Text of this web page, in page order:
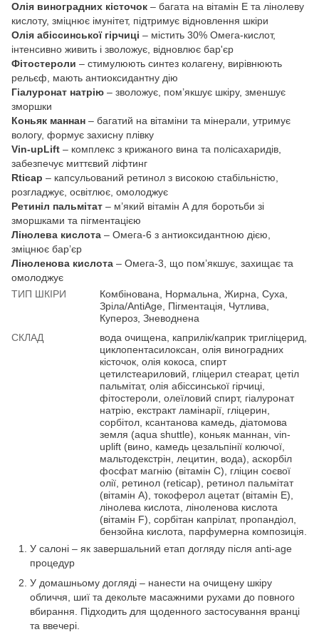
Олія виноградних кісточок – багата на вітамін Е та лінолеву
кислоту, зміцнює імунітет, підтримує відновлення шкіри
Олія абіссинської гірчиці – містить 30% Омега-кислот,
інтенсивно живить і зволожує, відновлює бар'єр
Фітостероли – стимулюють синтез колагену, вирівнюють
рельєф, мають антиоксидантну дію
Гіалуронат натрію – зволожує, пом’якшує шкіру, зменшує
зморшки
Коньяк маннан – багатий на вітаміни та мінерали, утримує
вологу, формує захисну плівку
Vin-upLift – комплекс з крижаного вина та полісахаридів,
забезпечує миттєвий ліфтинг
Rticap – капсульований ретинол з високою стабільністю,
розгладжує, освітлює, омолоджує
Ретиніл пальмітат – м’який вітамін А для боротьби зі
зморшками та пігментацією
Лінолева кислота – Омега-6 з антиоксидантною дією,
зміцнює бар’єр
Ліноленова кислота – Омега-3, що пом’якшує, захищає та
омолоджує
ТИП ШКІРИ
Комбінована, Нормальна, Жирна, Суха,
Зріла/AntiAge, Пігментація, Чутлива,
Купероз, Зневоднена
СКЛАД
вода очищена, каприлік/каприк тригліцерид,
циклопентасилоксан, олія виноградних
кісточок, олія кокоса, спирт
цетилстеариловий, гліцерил стеарат, цетіл
пальмітат, олія абіссинської гірчиці,
фітостероли, олеїловий спирт, гіалуронат
натрію, екстракт ламінарії, гліцерин,
сорбітол, ксантанова камедь, діатомова
земля (aqua shuttle), коньяк маннан, vin-
uplift (вино, камедь цезальпінії колючої,
мальтодекстрін, лецитин, вода), аскорбіл
фосфат магнію (вітамін C), гліцин соєвої
олії, ретинол (reticap), ретинол пальмітат
(вітамін A), токоферол ацетат (вітамін E),
лінолева кислота, ліноленова кислота
(вітамін F), сорбітан капрілат, пропандіол,
бензойна кислота, парфумерна композиція.
У салоні – як завершальний етап догляду після anti-age
процедур
У домашньому догляді – нанести на очищену шкіру
обличчя, шиї та декольте масажними рухами до повного
вбирання. Підходить для щоденного застосування вранці
та ввечері.